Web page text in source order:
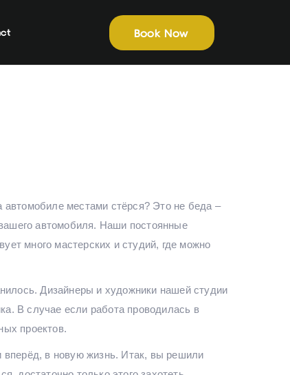
Book Now
местами стёрся? Это не беда –
автомобиля. Наши постоянные
много мастерских и студий, где можно
Дизайнеры и художники нашей студии
В случае если работа проводилась в
проектов.
вперёд, в новую жизнь. Итак, вы решили